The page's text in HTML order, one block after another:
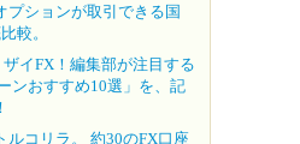
プションが取引できる国
較。
ザイFX！編集部が注目する
ンおすすめ10選」を、記
ルコリラ。 約30のFX口座